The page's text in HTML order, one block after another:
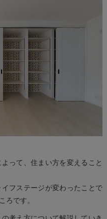
って、住まい方を変えること
フステージが変わったことで
ろです。